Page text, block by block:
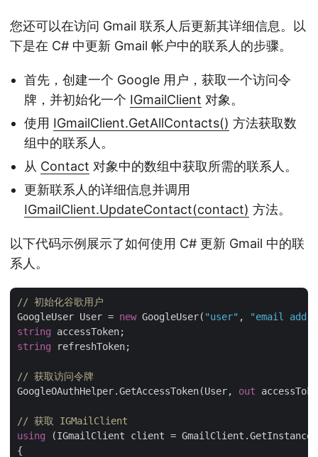
您还可以在访问 Gmail 联系人后更新其详细信息。以
下是在 C# 中更新 Gmail 帐户中的联系人的步骤。
首先，创建一个 Google 用户，获取一个访问令
牌，并初始化一个 IGmailClient 对象。
使用 IGmailClient.GetAllContacts() 方法获取数
组中的联系人。
从 Contact 对象中的数组中获取所需的联系人。
更新联系人的详细信息并调用
IGmailClient.UpdateContact(contact) 方法。
以下代码示例展示了如何使用 C# 更新 Gmail 中的联
系人。
// 初始化谷歌用户
GoogleUser User = new GoogleUser( "user" ,
"email
string
string refreshToken;
// 获取访问令牌
GoogleOAuthHelper.GetAccessToken(User, out
// 获取 IGMailClient
using (IGmailClient client =
{